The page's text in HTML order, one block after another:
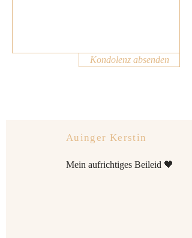
Kondolenz absenden
Auinger Kerstin
Mein aufrichtiges Beileid 🖤